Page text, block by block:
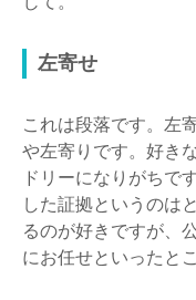
左寄せ
これは段落です。左
や左寄りです。好き
ドリーになりがちで
した証拠というのは
るのが好きですが、
にお任せといったと